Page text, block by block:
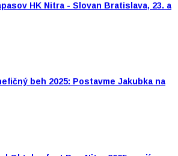
HK Nitra - Slovan Bratislava, 23. a
beh 2025: Postavme Jakubka na